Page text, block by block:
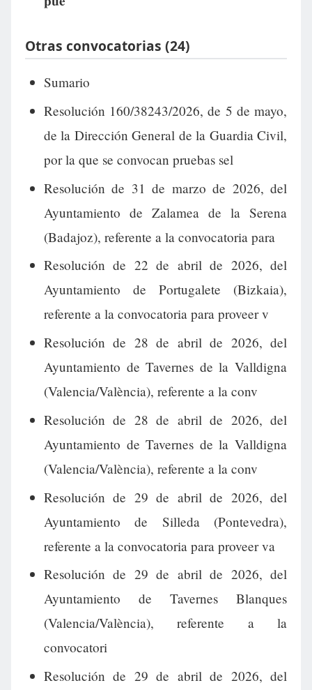
Otras convocatorias (24)
Sumario
Resolución 160/38243/2026, de 5 de mayo,
de la Dirección General de la Guardia Civil,
por la que se convocan pruebas sel
Resolución de 31 de marzo de 2026, del
Ayuntamiento de Zalamea de la Serena
(Badajoz), referente a la convocatoria para
Resolución de 22 de abril de 2026, del
Ayuntamiento de Portugalete (Bizkaia),
referente a la convocatoria para proveer v
Resolución de 28 de abril de 2026, del
Ayuntamiento de Tavernes de la Valldigna
(Valencia/València), referente a la conv
Resolución de 28 de abril de 2026, del
Ayuntamiento de Tavernes de la Valldigna
(Valencia/València), referente a la conv
Resolución de 29 de abril de 2026, del
Ayuntamiento de Silleda (Pontevedra),
referente a la convocatoria para proveer va
Resolución de 29 de abril de 2026, del
Ayuntamiento de Tavernes Blanques
(Valencia/València), referente a la
convocatori
Resolución de 29 de abril de 2026, del